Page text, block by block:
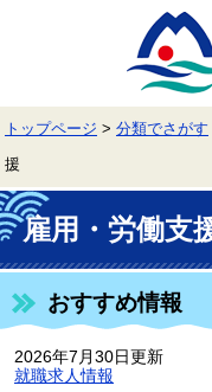
で
す。
ば
し
本
文
へ
トップページ > 分類でさがす
援
本
文 雇用・労働支
おすすめ情報
2026年7月30日更新
就職求人情報